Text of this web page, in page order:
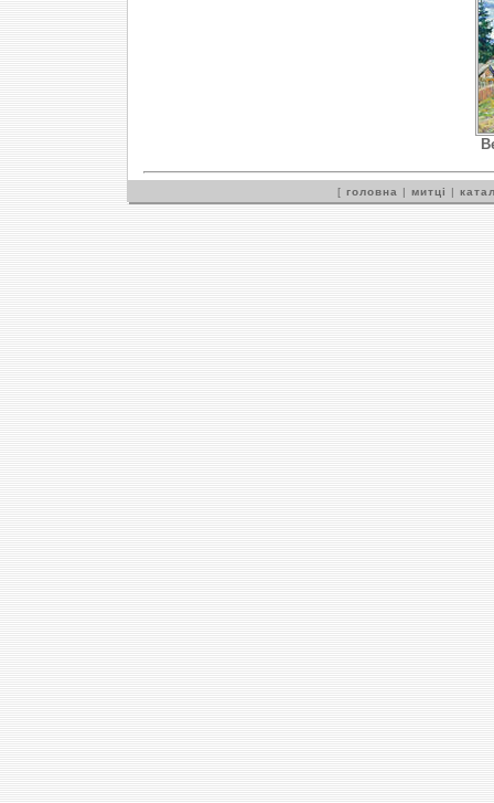
[ головна | митці |